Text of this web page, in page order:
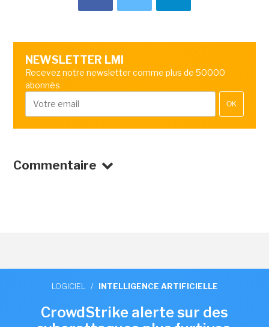
NEWSLETTER LMI
Recevez notre newsletter comme plus de 50000
abonnés
OK
Commentaire
LOGICIEL / INTELLIGENCE ARTIFICIELLE
CrowdStrike alerte sur des